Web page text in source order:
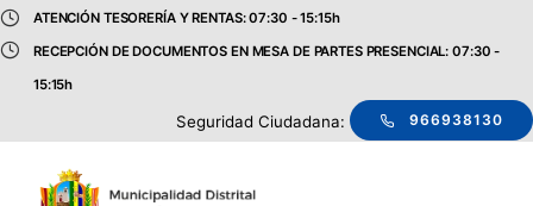
ATENCIÓN TESORERÍA Y RENTAS: 07:30 - 15:15h
RECEPCIÓN DE DOCUMENTOS EN MESA DE PARTES PRESENCIAL: 07:30 -
15:15h
Seguridad Ciudadana: 966938130